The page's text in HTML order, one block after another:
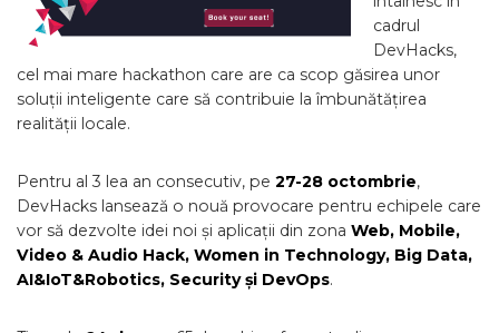
cadrul
DevHacks,
cel mai mare hackathon care are ca scop găsirea unor
soluții inteligente care să contribuie la îmbunătățirea
realității locale.
Pentru al 3 lea an consecutiv, pe 27-28 octombrie,
DevHacks lansează o nouă provocare pentru echipele care
vor să dezvolte idei noi și aplicații din zona Web, Mobile,
Video & Audio Hack, Women in Technology, Big Data,
AI&IoT&Robotics, Security și DevOps.